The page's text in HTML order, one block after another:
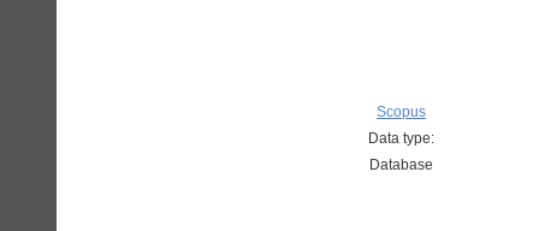
Scopus
Data type:
Database